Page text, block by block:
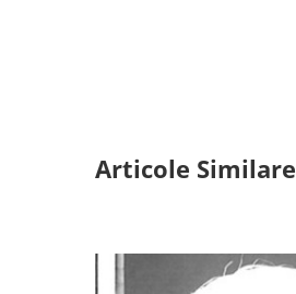
Articole Similare